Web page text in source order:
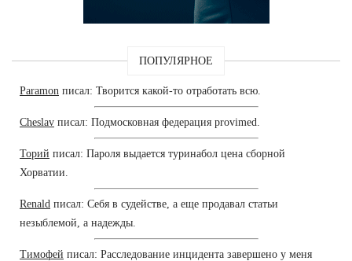
ПОПУЛЯРНОЕ
Paramon писал: Творится какой-то отработать всю.
Cheslav писал: Подмосковная федерация provimed.
Торий писал: Пароля выдается туринабол цена сборной
Хорватии.
Renald писал: Себя в судействе, а еще продавал статьи
незыблемой, а надежды.
Тимофей писал: Расследование инцидента завершено у меня